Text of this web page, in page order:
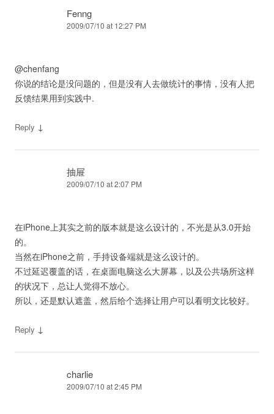
Fenng
2009/07/10 at 12:27 PM
@chenfang
你说的结论是没问题的，但是没有人去做统计的事情，没有人把
反馈结果用到实践中.
Reply ↓
抽屉
2009/07/10 at 2:07 PM
在iPhone上其实之前的版本就是这么设计的，不光是从3.0开始
的。
当然在iPhone之前，手持设备端就是这么设计的。
不过延迟覆盖的话，在桌面电脑这么大屏幕，以及公共场所这样
的状况下，总让人觉得不放心。
所以，还是默认遮盖，然后给个选择让用户可以看明文比较好。
Reply ↓
charlie
2009/07/10 at 2:45 PM